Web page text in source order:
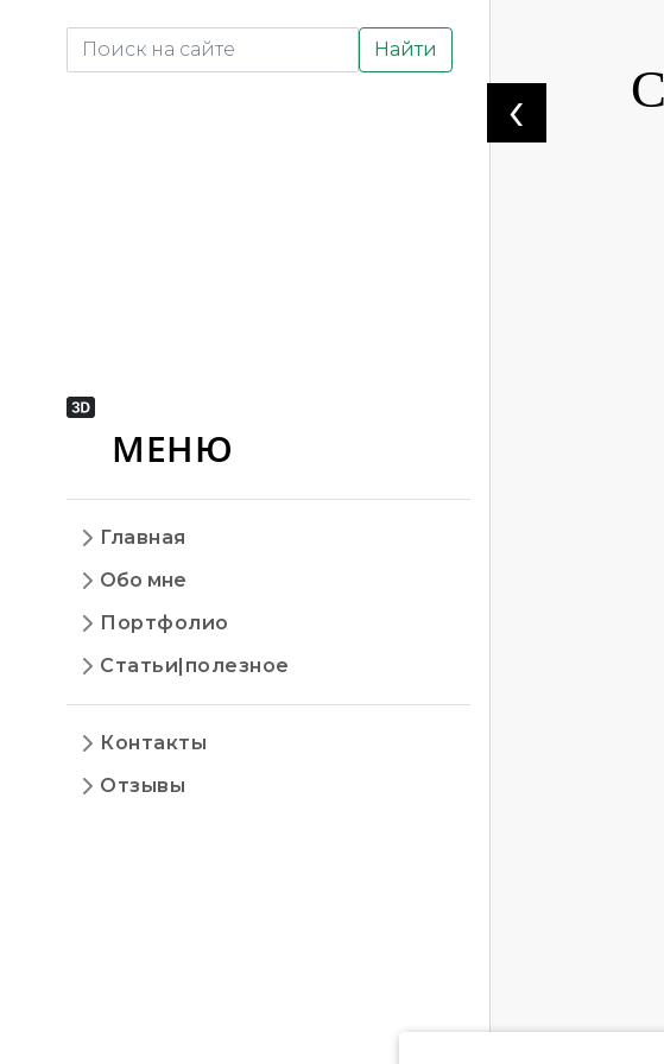
МЕНЮ
Главная
Обо мне
Портфолио
Статьи|полезное
Контакты
Отзывы
Найти
‹